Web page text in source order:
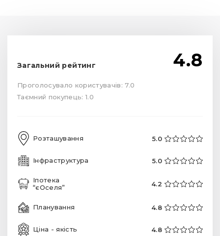
Загальний рейтинг 4.8
Проголосувало користувачів: 7.0
Таємний покупець: 1.0
Розташування 5.0
Інфраструктура 5.0
Іпотека
“єОселя”
4.2
Планування 4.8
Ціна - якість 4.8